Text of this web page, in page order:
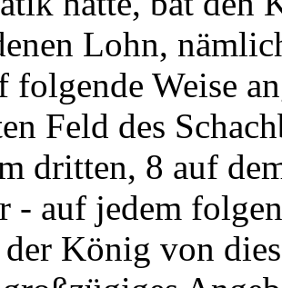
Lohn,
folgende Weise
Feld des
dritten, 8 auf
- auf jedem
König von